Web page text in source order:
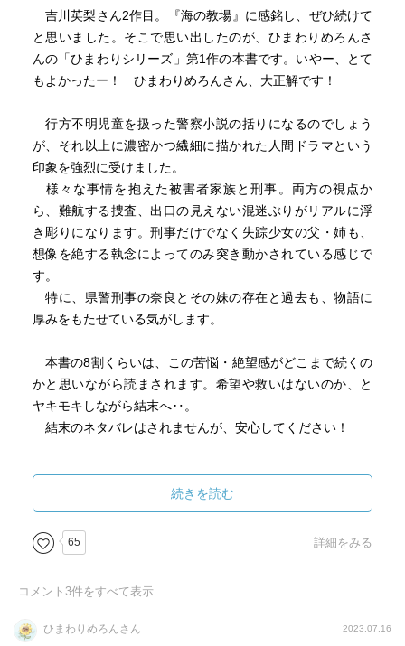
吉川英梨さん2作目。『海の教場』に感銘し、ぜひ続けて
と思いました。そこで思い出したのが、ひまわりめろんさ
んの「ひまわりシリーズ」第1作の本書です。いやー、とて
もよかったー！ ひまわりめろんさん、大正解です！
行方不明児童を扱った警察小説の括りになるのでしょう
が、それ以上に濃密かつ繊細に描かれた人間ドラマという
印象を強烈に受けました。
様々な事情を抱えた被害者家族と刑事。両方の視点か
ら、難航する捜査、出口の見えない混迷ぶりがリアルに浮
き彫りになります。刑事だけでなく失踪少女の父・姉も、
想像を絶する執念によってのみ突き動かされている感じで
す。
特に、県警刑事の奈良とその妹の存在と過去も、物語に
厚みをもたせている気がします。
本書の8割くらいは、この苦悩・絶望感がどこまで続くの
かと思いながら読まされます。希望や救いはないのか、と
ヤキモキしながら結末へ‥。
結末のネタバレはされませんが、安心してください！
心に抑圧されて溜まった苦痛の感情が排出され、浄化され
る感覚を味わいながら、ゆっくりと心の緊張が解きほぐさ
れていくでしょう。
本当によかった！ 陶酔しました！ 救われました！
さんにも！
続きを読む
65 詳細をみる
コメント 3件をすべて表示
ひまわりめろんさん 2023.07.16